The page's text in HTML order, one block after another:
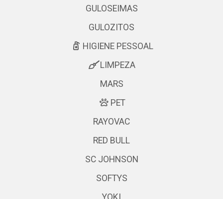
GULOSEIMAS
GULOZITOS
HIGIENE PESSOAL
LIMPEZA
MARS
PET
RAYOVAC
RED BULL
SC JOHNSON
SOFTYS
YOKI